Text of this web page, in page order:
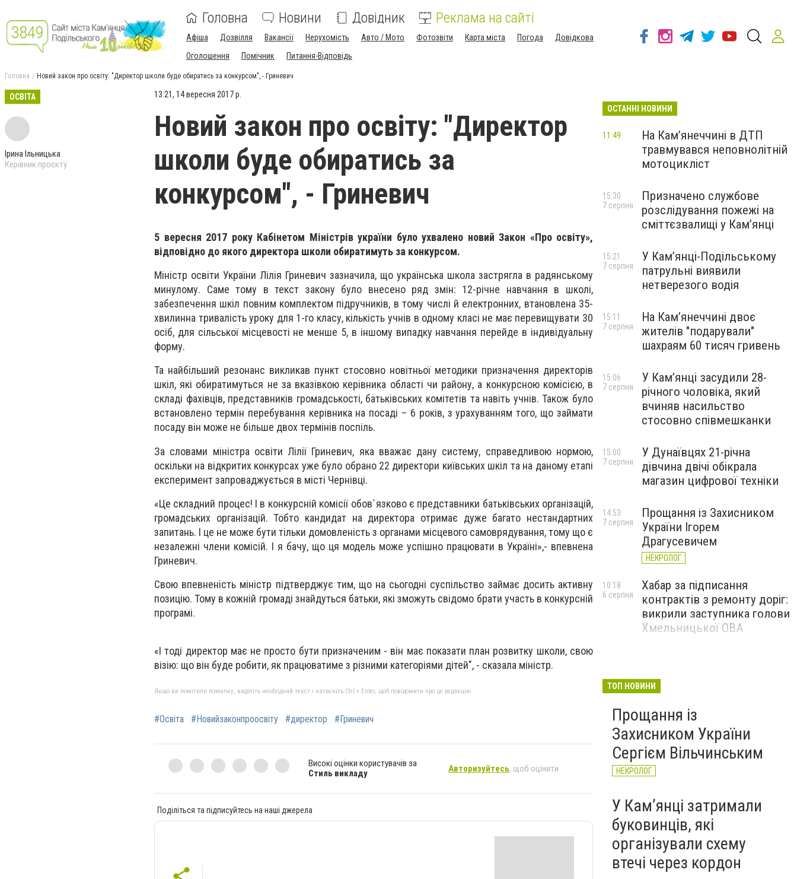
Головна Новини Довідник Реклама на сайті
Афіша Дозвілля Вакансії Нерухомість Авто / Мото Фотозвіти Карта міста Погода
Довідкова
Оголошення
Помічник Питання-Відповідь
Головна Новий закон про освіту: "Директор школи буде обиратись за конкурсом", - Гриневич
ОСВІТА
Ірина Ільницька
Керівник проєкту
13:21, 14 вересня 2017 р.
Новий закон про освіту: "Директор
школи буде обиратись за
конкурсом", - Гриневич
5 вересня 2017 року Кабінетом Міністрів україни було ухвалено новий Закон «Про освіту»,
відповідно до якого директора школи обиратимуть за конкурсом.
Міністр освіти України Лілія Гриневич зазначила, що українська школа застрягла в радянському
минулому. Саме тому в текст закону було внесено ряд змін: 12-річне навчання в школі,
забезпечення шкіл повним комплектом підручників, в тому числі й електронних, втановлена 35-
хвилинна тривалість уроку для 1-го класу, кількість учнів в одному класі не має перевищувати 30
осіб, для сільської місцевості не менше 5, в іншому випадку навчання перейде в індивідуальну
форму.
Та найбільший резонанс викликав пункт стосовно новітньої методики призначення директорів
шкіл, які обиратимуться не за вказівкою керівника області чи району, а конкурсною комісією, в
складі фахівців, представників громадськості, батьківських комітетів та навіть учнів. Також було
встановлено термін перебування керівника на посаді – 6 років, з урахуванням того, що займати
посаду він може не більше двох термінів поспіль.
За словами міністра освіти Лілії Гриневич, яка вважає дану систему, справедливою нормою,
оскільки на відкритих конкурсах уже було обрано 22 директори київських шкіл та на даному етапі
експеримент запроваджується в місті Чернівці.
«Це складний процес! І в конкурсній комісії обов`язково є представники батьківських організацій,
громадських організацій. Тобто кандидат на директора отримає дуже багато нестандартних
запитань. І це не може бути тільки домовленість з органами місцевого самоврядування, тому що є
незалежні члени комісій. І я бачу, що ця модель може успішно працювати в Україні»,- впевнена
Гриневич.
Свою впевненість міністр підтверджує тим, що на сьогодні суспільство займає досить активну
позицію. Тому в кожній громаді знайдуться батьки, які зможуть свідомо брати участь в конкурсній
програмі.
«І тоді директор має не просто бути призначеним - він має показати план розвитку школи, свою
візію: що він буде робити, як працюватиме з різними категоріями дітей", - сказала міністр.
Якщо ви помітили помилку, виділіть необхідний текст і натисніть Ctrl + Enter, щоб повідомити про це редакцію
#Освіта #Новийзаконпроосвіту #директор #Гриневич
Високі оцінки користувачів за
Стиль викладу
Авторизуйтесь, щоб оцінити
Поділіться та підписуйтесь на наші джерела
ОСТАННІ НОВИНИ
На Кам’янеччині в ДТП
травмувався неповнолітній
мотоцикліст
11:49
Призначено службове
розслідування пожежі на
сміттєзвалищі у Кам’янці
15:30
7 серпня
У Кам’янці-Подільському
патрульні виявили
нетверезого водія
15:21
7 серпня
На Камʼянеччині двоє
жителів "подарували"
шахраям 60 тисяч гривень
15:11
7 серпня
У Камʼянці засудили 28-
річного чоловіка, який
вчиняв насильство
стосовно співмешканки
15:06
7 серпня
У Дунаївцях 21-річна
дівчина двічі обікрала
магазин цифрової техніки
15:00
7 серпня
Прощання із Захисником
України Ігорем
Драгусевичем
НЕКРОЛОГ
14:53
7 серпня
Хабар за підписання
контрактів з ремонту доріг:
викрили заступника голови
Хмельницької ОВА
10:18
6 серпня
ТОП НОВИНИ
Прощання із
Захисником України
Сергієм Вільчинським
НЕКРОЛОГ
У Кам’янці затримали
буковинців, які
організували схему
втечі через кордон